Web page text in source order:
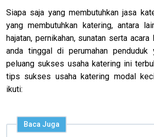
Siapa saja yang membutuhkan jasa
yang membutuhkan katering, antara
hajatan, pernikahan, sunatan serta acara
anda tinggal di perumahan penduduk
peluang sukses usaha katering ini
tips sukses usaha katering modal
ikuti:
Baca Juga